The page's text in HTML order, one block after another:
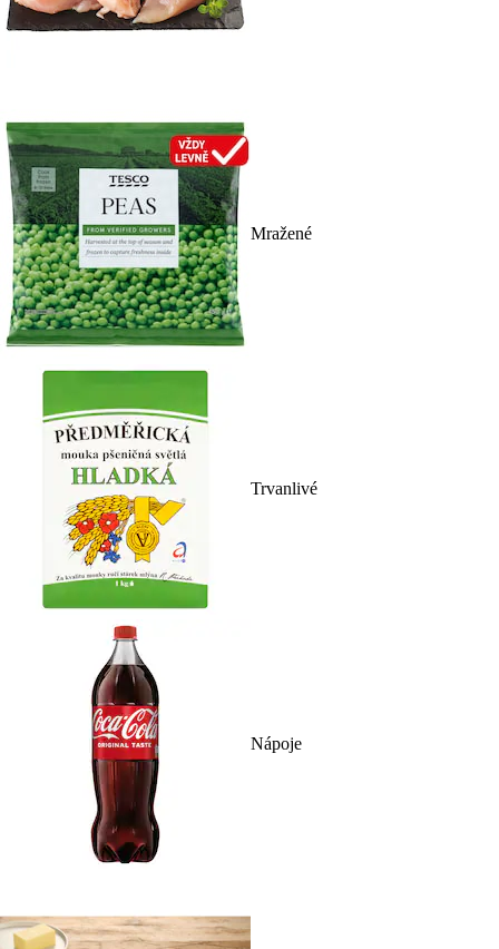
Mražené
Trvanlivé
Nápoje